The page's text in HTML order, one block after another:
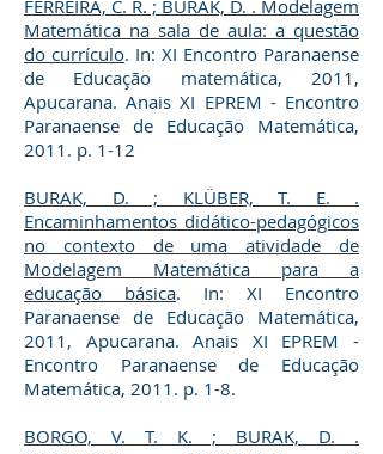
FERREIRA, C. R. ; BURAK, D. . Modelagem
Matemática na sala de aula: a questão
do currículo. In: XI Encontro Paranaense
de Educação matemática, 2011,
Apucarana. Anais XI EPREM - Encontro
Paranaense de Educação Matemática,
2011. p. 1-12
BURAK, D. ; KLÜBER, T. E. .
Encaminhamentos didático-pedagógicos
no contexto de uma atividade de
Modelagem Matemática para a
educação básica. In: XI Encontro
Paranaense de Educação Matemática,
2011, Apucarana. Anais XI EPREM -
Encontro Paranaense de Educação
Matemática, 2011. p. 1-8.
BORGO, V. T. K. ; BURAK, D. .